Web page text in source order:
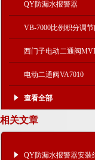
QY防漏水报警器
VB-7000比例积分调节
西门子电动二通阀
电动二通阀VA7010
查看全部
相关文章
QY防漏水报警器安装